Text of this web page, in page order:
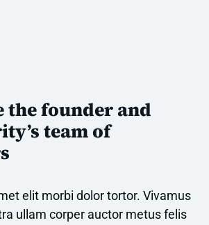
founder and
team of
elit morbi dolor tortor. Vivamus
ullam corper auctor metus felis